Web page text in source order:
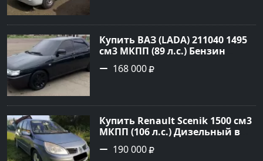
Авторынок23
Купить ВАЗ (LADA) 211040 1495
см3 МКПП (89 л.с.) Бензин
инжектор в Краснодвр: цвет
Черный Седан 2007 года по
Авторынок23
168 000
Купить Renault Scenik 1500 см3
МКПП (106 л.с.) Дизельный в
Белореченск: цвет Голубой
Универсал 2007 года по цене
190 000